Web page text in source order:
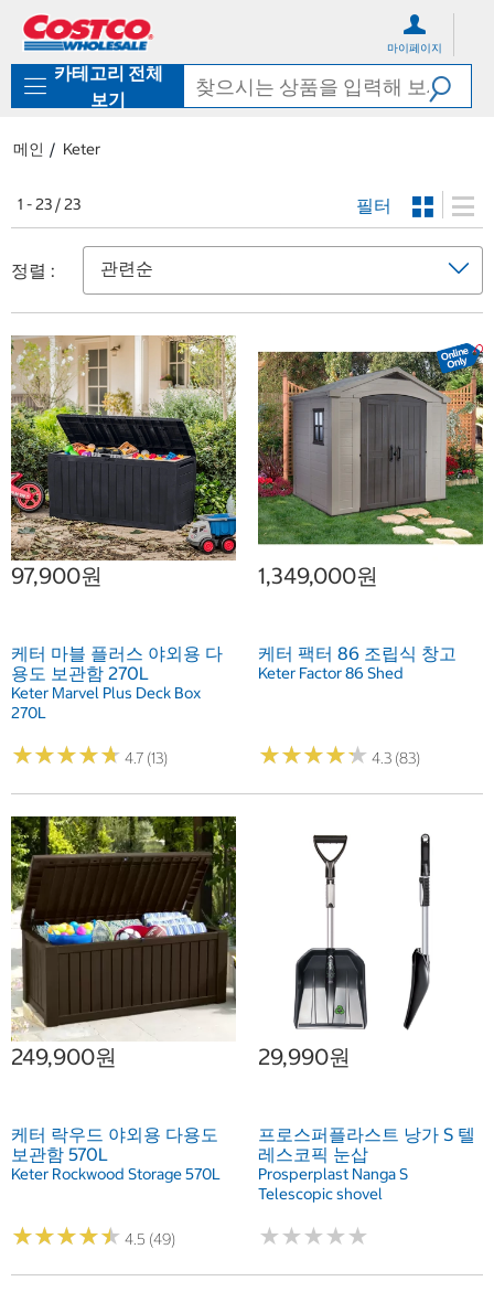
로
기
가
마이페이지
카테고리 전체
보기
메인 Keter
1 - 23 / 23 필터
정렬 :
97,900원
케터 마블 플러스 야외용 다
용도 보관함 270L
Keter Marvel Plus Deck Box
270L
★★★★★
★★★★★ 4.7 (13)
1,349,000원
케터 팩터 86 조립식 창고
Keter Factor 86 Shed
★★★★★
★★★★★ 4.3 (83)
249,900원
케터 락우드 야외용 다용도
보관함 570L
Keter Rockwood Storage 570L
★★★★★
★★★★★ 4.5 (49)
29,990원
프로스퍼플라스트 낭가 S 텔
레스코픽 눈삽
Prosperplast Nanga S
Telescopic shovel
★★★★★
★★★★★